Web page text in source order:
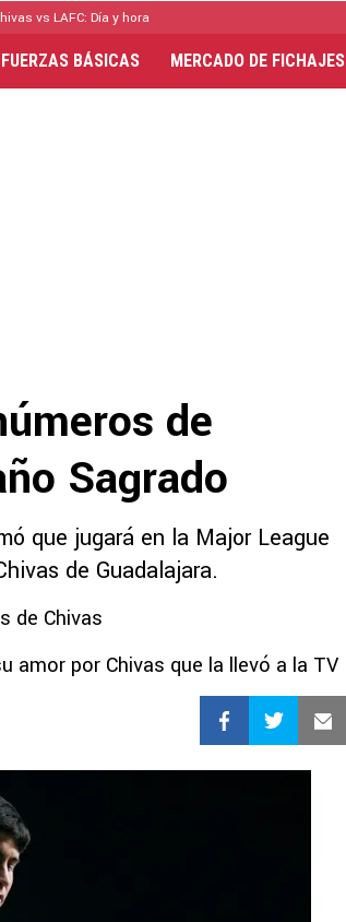
vs LAFC: Día y hora
FUERZAS BÁSICAS MERCADO DE FICHAJES
de
Sagrado
que jugará en la Major League
de Guadalajara.
de Chivas
amor por Chivas que la llevó a la TV